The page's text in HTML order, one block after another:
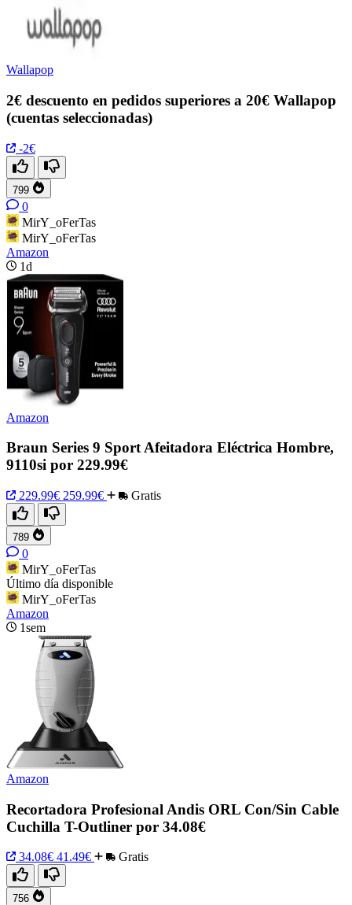
Wallapop
2€ descuento en pedidos superiores a 20€ Wallapop
(cuentas seleccionadas)
-2€
799
0
MirY_oFerTas
MirY_oFerTas
Amazon
1d
Amazon
Braun Series 9 Sport Afeitadora Eléctrica Hombre,
9110si por 229.99€
229.99€ 259.99€ Gratis
789
0
MirY_oFerTas
Último día disponible
MirY_oFerTas
Amazon
1sem
Amazon
Recortadora Profesional Andis ORL Con/Sin Cable
Cuchilla T-Outliner por 34.08€
34.08€ 41.49€ Gratis
756